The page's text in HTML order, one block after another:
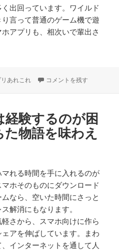
出回っています。ワイルド
言って普通のゲーム機で遊
アプリも、相次いで輩出さ
あれこれ 仕事に出ている大人は忙
コメントを残す
経験するのが困
物語を味わえ
れる時間を手に入れるのが
ホそのものにダウンロード
なら、空いた時間にさっと
解消にもなります。
さから、スマホ向けに作ら
アを伸ばしています。まわ
インターネットを通して人